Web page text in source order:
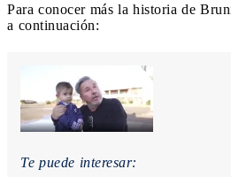
Para conocer más la historia de
a continuación:
Te puede interesar: